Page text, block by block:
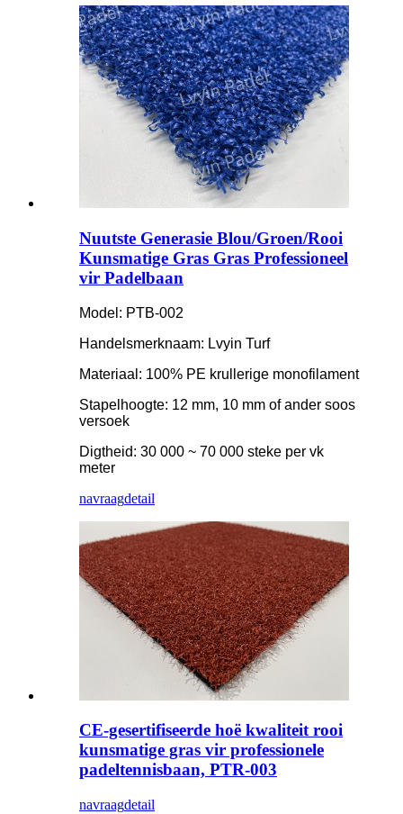
Nuutste Generasie Blou/Groen/Rooi
Kunsmatige Gras Gras Professioneel
vir Padelbaan
Model: PTB-002
Handelsmerknaam: Lvyin Turf
Materiaal: 100% PE krullerige monofilament
Stapelhoogte: 12 mm, 10 mm of ander soos
versoek
Digtheid: 30 000 ~ 70 000 steke per vk
meter
navraagdetail
CE-gesertifiseerde hoë kwaliteit rooi
kunsmatige gras vir professionele
padeltennisbaan, PTR-003
navraagdetail